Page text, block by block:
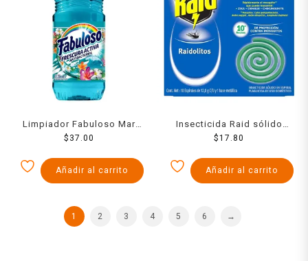
Limpiador Fabuloso Mar
Fresco 1000 Ml
$ 37.00
Añadir al carrito
Insecticida Raid sólido
verde 10 espirales de 12 g
$17.80
Añadir al carrito
1 2 3 4 5 6 →